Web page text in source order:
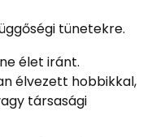
tünetekre.
élet iránt.
élvezett hobbikkal,
társasági